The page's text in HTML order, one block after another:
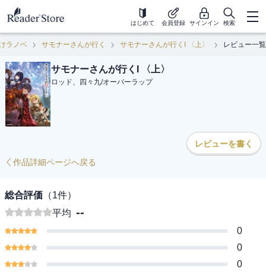
はじめて 会員登録 サインイン 検索
ラノベ サモナーさんが行く サモナーさんが行くI 〈上〉 レビュー一覧
サモナーさんが行くI 〈上〉
ロッド、四々九/オーバーラップ
レビューを書く
作品詳細ページへ戻る
総合評価 （1件）
平均 --
0
0
0